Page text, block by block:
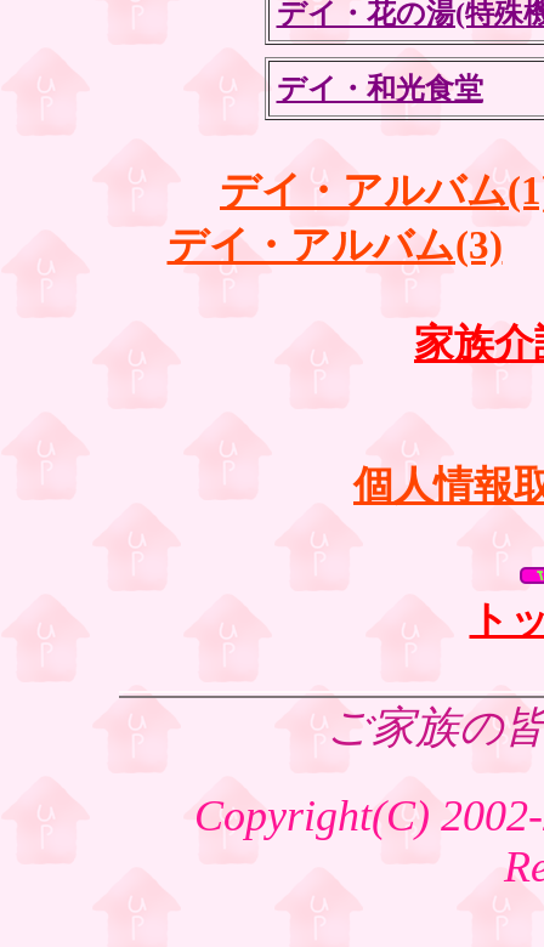
デイ・花の湯(特殊
デイ・和光食堂
デイ・アルバム
デイ・アルバム(3)
家族
個人情報
ト
ご家族の
Copyright(C)